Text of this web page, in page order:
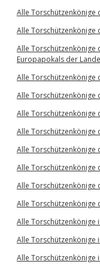
Alle Torschützenkönige
Alle Torschützenkönige
Alle Torschützenkönige
Europapokals der
Alle Torschützenkönige
Alle Torschützenkönige
Alle Torschützenkönige
Alle Torschützenkönige
Alle Torschützenkönige
Alle Torschützenkönige
Alle Torschützenkönige
Alle Torschützenkönige
Alle Torschützenkönige
Alle Torschützenkönige
Alle Torschützenkönige